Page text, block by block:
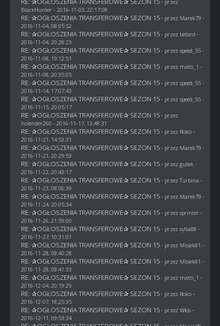
- przez
BlackHunter- 2016-11-03, 22:17:08
RE: ✰OGŁOSZENIA TRANSFEROWE✰ SEZON 15 - przez Marek79 -
2016-11-04, 08:05:52
RE: ✰OGŁOSZENIA TRANSFEROWE✰ SEZON 15 - przez betard -
2016-11-04, 20:28:23
RE: ✰OGŁOSZENIA TRANSFEROWE✰ SEZON 15 - przez speed_55 -
2016-11-08, 19:12:51
RE: ✰OGŁOSZENIA TRANSFEROWE✰ SEZON 15 - przez matti_1 -
2016-11-08, 20:35:05
RE: ✰OGŁOSZENIA TRANSFEROWE✰ SEZON 15 - przez speed_55 -
2016-11-14, 17:07:43
RE: ✰OGŁOSZENIA TRANSFEROWE✰ SEZON 15 - przez speed_55 -
2016-11-15, 20:05:17
RE: ✰OGŁOSZENIA TRANSFEROWE✰ SEZON 15 - przez
holender260 - 2016-11-17, 13:48:31
RE: ✰OGŁOSZENIA TRANSFEROWE✰ SEZON 15 - przez Roko-
2016-11-21, 14:53:31
RE: ✰OGŁOSZENIA TRANSFEROWE✰ SEZON 15 - przez Marek79 -
2016-11-21, 20:29:53
RE: ✰OGŁOSZENIA TRANSFEROWE✰ SEZON 15 - przez gutek -
2016-11-22, 20:43:17
RE: ✰OGŁOSZENIA TRANSFEROWE✰ SEZON 15 - przez Turbina -
2016-11-23, 08:06:39
RE: ✰OGŁOSZENIA TRANSFEROWE✰ SEZON 15 - przez Marek79 -
2016-11-24, 20:05:34
RE: ✰OGŁOSZENIA TRANSFEROWE✰ SEZON 15 - przez sprinter -
2016-11-26, 21:59:00
RE: ✰OGŁOSZENIA TRANSFEROWE✰ SEZON 15 - przez sylta88 -
2016-11-27, 10:31:01
RE: ✰OGŁOSZENIA TRANSFEROWE✰ SEZON 15 - przez Misiek81 -
2016-11-28, 08:40:28
RE: ✰OGŁOSZENIA TRANSFEROWE✰ SEZON 15 - przez Misiek81 -
2016-11-28, 08:41:33
RE: ✰OGŁOSZENIA TRANSFEROWE✰ SEZON 15 - przez matti_1 -
2016-12-04, 20:19:29
RE: ✰OGŁOSZENIA TRANSFEROWE✰ SEZON 15 - przez Roko-
2016-12-07, 18:25:35
RE: ✰OGŁOSZENIA TRANSFEROWE✰ SEZON 15 - przez Włos-
2016-12-11, 09:53:34